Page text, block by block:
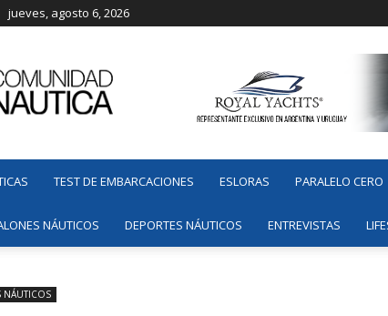
jueves, agosto 6, 2026
Náutica
TEST DE EMBARCACIONES ESLORAS PARALELO CERO
NÁUTICOS DEPORTES NÁUTICOS ENTREVISTAS
NÁUTICOS